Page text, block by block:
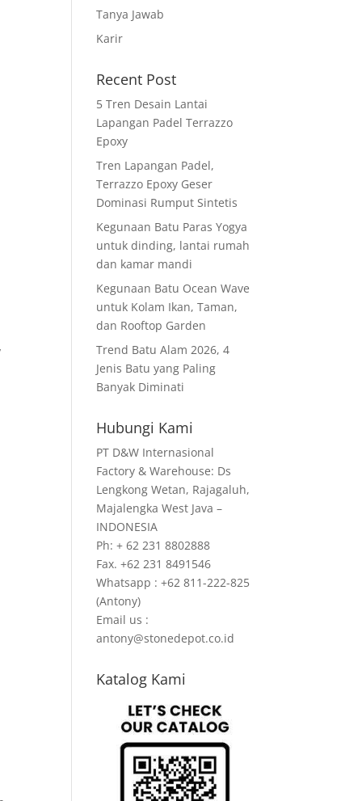
Tanya Jawab
Karir
Recent Post
5 Tren Desain Lantai
Lapangan Padel Terrazzo
Epoxy
Tren Lapangan Padel,
Terrazzo Epoxy Geser
Dominasi Rumput Sintetis
Kegunaan Batu Paras Yogya
untuk dinding, lantai rumah
dan kamar mandi
Kegunaan Batu Ocean Wave
untuk Kolam Ikan, Taman,
dan Rooftop Garden
Trend Batu Alam 2026, 4
Jenis Batu yang Paling
Banyak Diminati
Hubungi Kami
PT D&W Internasional
Factory & Warehouse: Ds
Lengkong Wetan, Rajagaluh,
Majalengka West Java –
INDONESIA
Ph: + 62 231 8802888
Fax. +62 231 8491546
Whatsapp : +62 811-222-825
(Antony)
Email us :
antony@stonedepot.co.id
Katalog Kami